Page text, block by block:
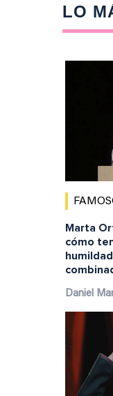
LO
Marta
cómo
Daniel